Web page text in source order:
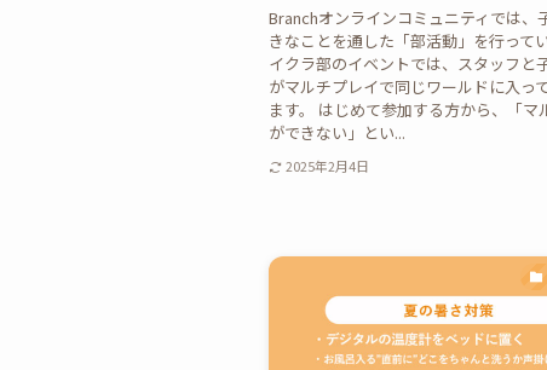
Branchオンラインコミュニティでは、
きなことを通した「部活動」を行って
イクラ部のイベントでは、スタッフと
がマルチプレイで同じワールドに入っ
ます。 はじめて参加する方から、「マ
ができない」とい...
2025年2月4日